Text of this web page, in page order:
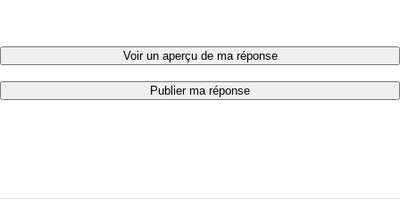
Voir un aperçu de ma réponse
Publier ma réponse